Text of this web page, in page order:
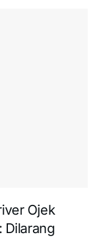
Ojek
Dilarang